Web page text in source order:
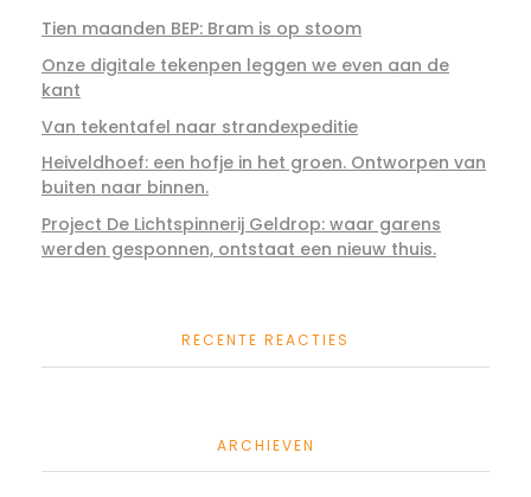
Tien maanden BEP: Bram is op stoom
Onze digitale tekenpen leggen we even aan de
kant
Van tekentafel naar strandexpeditie
Heiveldhoef: een hofje in het groen. Ontworpen van
buiten naar binnen.
Project De Lichtspinnerij Geldrop: waar garens
werden gesponnen, ontstaat een nieuw thuis.
RECENTE REACTIES
ARCHIEVEN